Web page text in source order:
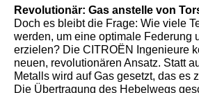
Revolutionär: Gas anstelle von
Doch es bleibt die Frage: Wie viele
werden, um eine optimale Federung
erzielen? Die CITROËN Ingenieure
neuen, revolutionären Ansatz. Statt
Metalls wird auf Gas gesetzt, das es
Die Übertragung des Hebelwegs